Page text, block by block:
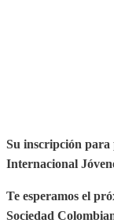
Su inscripción para
Internacional
Te esperamos el
Sociedad